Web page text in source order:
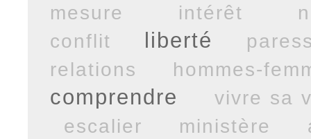
mesure
intérêt
conflit
liberté
relations hommes-
comprendre
vivre sa
escalier
ministère